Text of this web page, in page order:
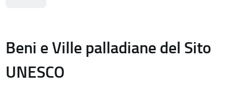
Beni e Ville palladiane del Sito
UNESCO